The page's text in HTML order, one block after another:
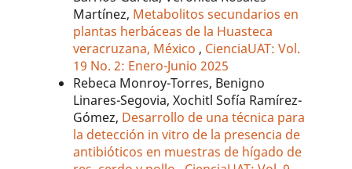
Martínez, Metabolitos secundarios en
plantas herbáceas de la Huasteca
veracruzana, México , CienciaUAT: Vol.
19 No. 2: Enero-Junio 2025
Rebeca Monroy-Torres, Benigno
Linares-Segovia, Xochitl Sofía Ramírez-
Gómez, Desarrollo de una técnica para
la detección in vitro de la presencia de
antibióticos en muestras de hígado de